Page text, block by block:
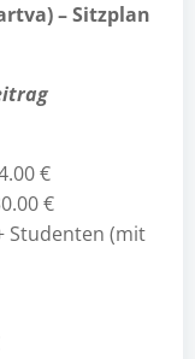
– Sitzplan
€
€
Studenten (mit